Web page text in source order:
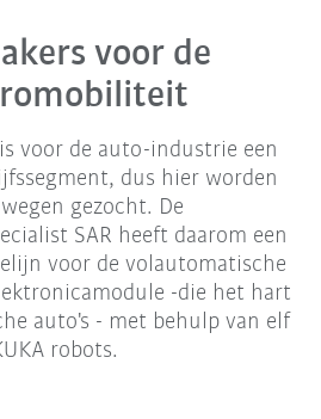
voor de
voor de auto-industrie een
dus hier worden
gezocht. De
SAR heeft daarom een
voor de volautomatische
-die het hart
auto's - met behulp van elf
robots.